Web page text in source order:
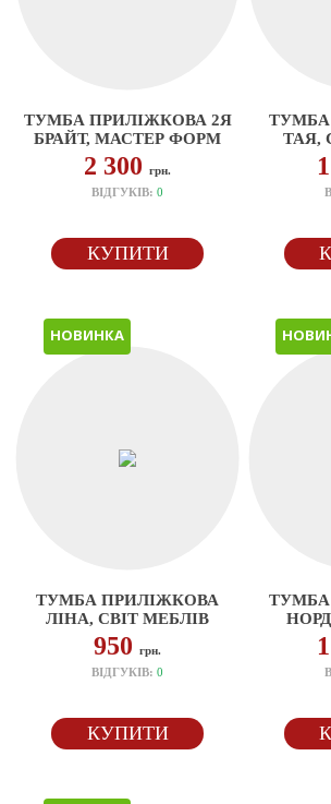
ТУМБА ПРИЛІЖКОВА 2Я
БРАЙТ, МАСТЕР ФОРМ
2 300грн.
ВІДГУКІВ:0
КУПИТИ
ТАЯ,
НОВИНКА
ТУМБА ПРИЛІЖКОВА
ЛІНА, СВІТ МЕБЛІВ
950грн.
ВІДГУКІВ:0
КУПИТИ